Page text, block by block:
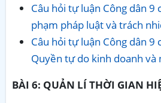
Câu hỏi tự luận Công dân 9
phạm pháp luật và trách
Câu hỏi tự luận Công dân 9
Quyền tự do kinh doanh và
BÀI 6: QUẢN LÍ THỜI GIAN